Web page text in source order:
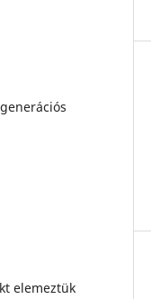
elemeztük